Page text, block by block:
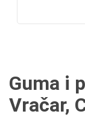
Guma i
Vračar,